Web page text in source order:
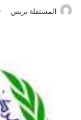
المستقلة بريس